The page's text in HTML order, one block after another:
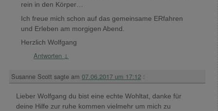
rein in den Körper…
Ich freue mich schon auf das gemeinsame ERfahren
und Erleben am morgigen Abend.
Herzlich Wolfgang
Antworten ↓
Susanne Scott sagte am 07.06.2017 um 17:12 :
Lieber Wolfgang du bist eine echte Wohltat, danke für
deine Hilfe zur ruhe kommen vielmehr um mich zu